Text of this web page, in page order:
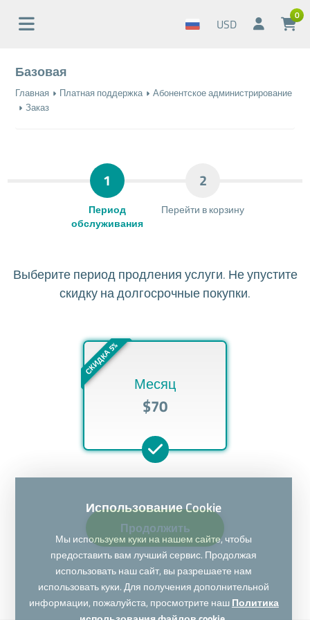
USD
0
Базовая
Главная Платная поддержка
Абонентское администрирование
Заказ
1
Период
обслуживания
2
Перейти в корзину
Выберите период продления услуги. Не упустите
скидку на долгосрочные покупки.
СКИДКА 5%
Месяц
$70
Продолжить
Использование Cookie
Мы используем куки на нашем сайте, чтобы
предоставить вам лучший сервис. Продолжая
использовать наш сайт, вы разрешаете нам
использовать куки. Для получения дополнительной
информации, пожалуйста, просмотрите нашПолитика